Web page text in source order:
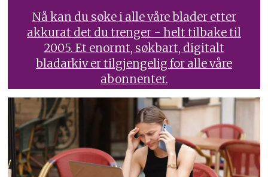
Nå kan du søke i alle våre blader etter
akkurat det du trenger - helt tilbake til
2005. Et enormt, søkbart, digitalt
bladarkiv er tilgjengelig for alle våre
abonnenter.